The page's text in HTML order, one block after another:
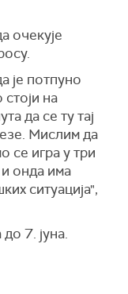
очекује
је потпуно
на
да се ту тај
Мислим да
се игра у три
онда има
ситуација",
7. јуна.